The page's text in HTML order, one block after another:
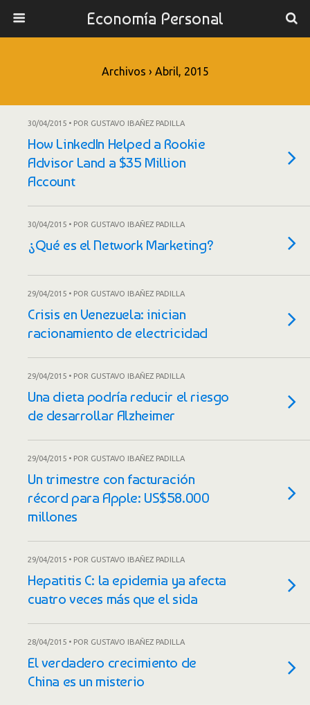
Economía Personal
Archivos › Abril, 2015
30/04/2015 • POR GUSTAVO IBAÑEZ PADILLA
How LinkedIn Helped a Rookie
Advisor Land a $35 Million
Account
30/04/2015 • POR GUSTAVO IBAÑEZ PADILLA
¿Qué es el Network Marketing?
29/04/2015 • POR GUSTAVO IBAÑEZ PADILLA
Crisis en Venezuela: inician
racionamiento de electricidad
29/04/2015 • POR GUSTAVO IBAÑEZ PADILLA
Una dieta podría reducir el riesgo
de desarrollar Alzheimer
29/04/2015 • POR GUSTAVO IBAÑEZ PADILLA
Un trimestre con facturación
récord para Apple: US$58.000
millones
29/04/2015 • POR GUSTAVO IBAÑEZ PADILLA
Hepatitis C: la epidemia ya afecta
cuatro veces más que el sida
28/04/2015 • POR GUSTAVO IBAÑEZ PADILLA
El verdadero crecimiento de
China es un misterio